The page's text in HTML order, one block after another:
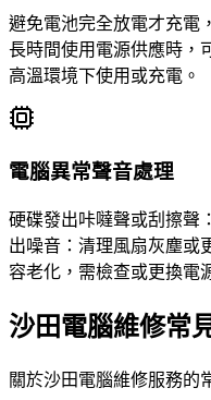
避免電池完全放電才充電
長時間使用電源供應時，
高溫環境下使用或充電。
電腦異常聲音處理
硬碟發出咔噠聲或刮擦聲
出噪音：清理風扇灰塵或
容老化，需檢查或更換電
沙田電腦維修常
關於沙田電腦維修服務的